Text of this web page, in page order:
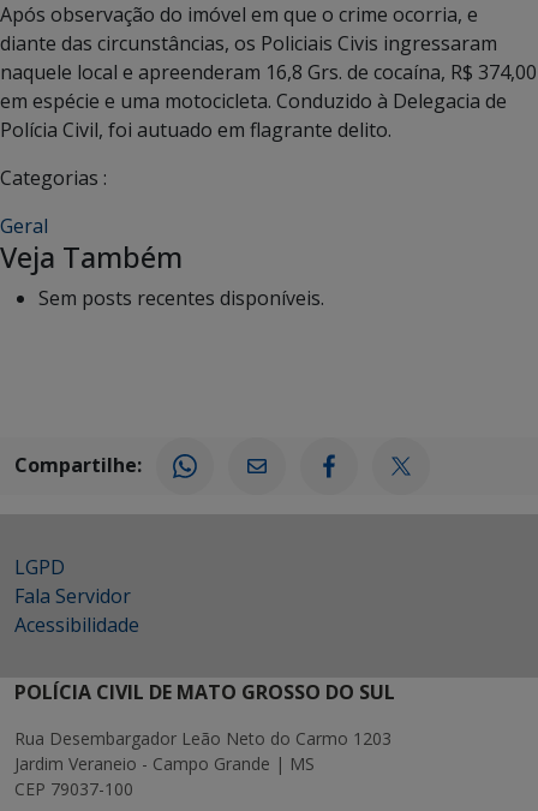
Após observação do imóvel em que o crime ocorria, e
diante das circunstâncias, os Policiais Civis ingressaram
naquele local e apreenderam 16,8 Grs. de cocaína, R$ 374,00
em espécie e uma motocicleta. Conduzido à Delegacia de
Polícia Civil, foi autuado em flagrante delito.
Categorias :
Geral
Veja Também
Sem posts recentes disponíveis.
Compartilhe:
LGPD
Fala Servidor
Acessibilidade
POLÍCIA CIVIL DE MATO GROSSO DO SUL
Rua Desembargador Leão Neto do Carmo 1203
Jardim Veraneio - Campo Grande | MS
CEP 79037-100